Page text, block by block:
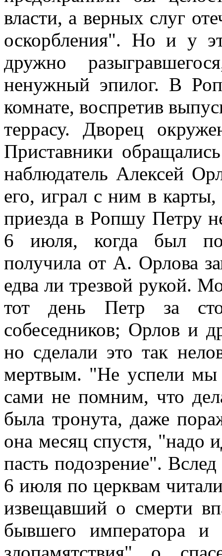
власти, а верных слуг
оскорбления". Но и у
дружно
ненужный эпилог. В
комнате, воспретив
террасу. Дворец
Приставники
наблюдатель Алексей
его, играл с ним в
приезда в Ропшу Петру
6 июля, когда был
получила от А. Орлова
едва ли трезвой рукой.
тот день Петр за
собеседников; Орлов и
но сделали это так
мертвым. "Не успели мы
сами не помним, что
была тронута, даже
она месяц спустя, "надо
пасть подозрение".
6 июля по церквам
извещавший о смерти
бывшего императора и